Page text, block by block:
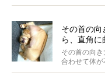
その首の向
ら、直角に
その首の向
合わせて体が
&...